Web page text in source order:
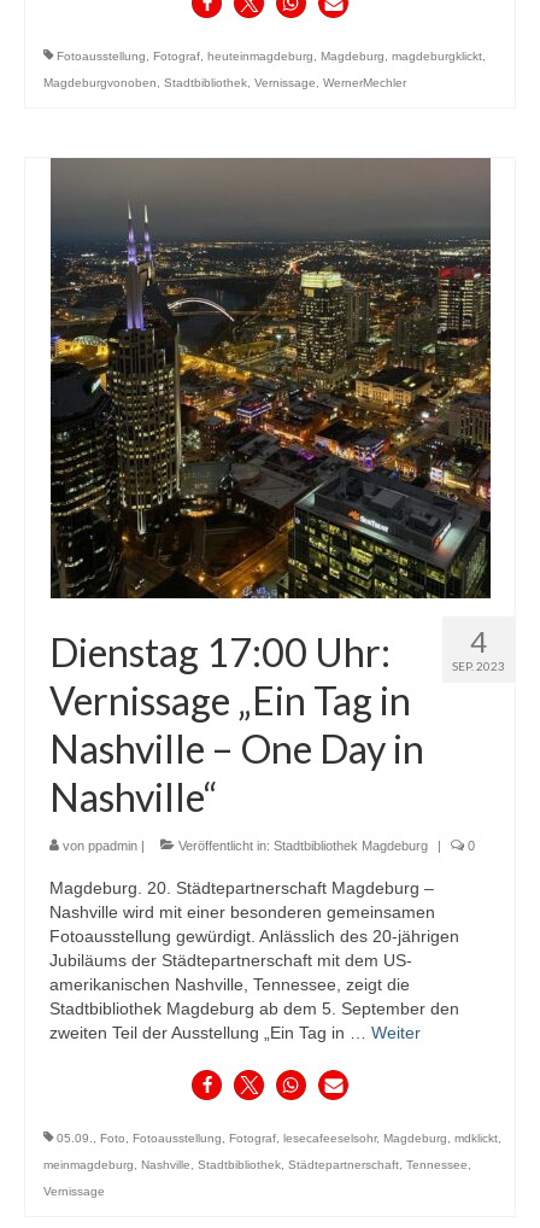
Fotoausstellung, Fotograf, heuteinmagdeburg, Magdeburg, magdeburgklickt,
Magdeburgvonoben, Stadtbibliothek, Vernissage, WernerMechler
4
SEP. 2023
Dienstag 17:00 Uhr:
Vernissage „Ein Tag in
Nashville – One Day in
Nashville“
von ppadmin Veröffentlicht in: Stadtbibliothek Magdeburg 0
Magdeburg. 20. Städtepartnerschaft Magdeburg –
Nashville wird mit einer besonderen gemeinsamen
Fotoausstellung gewürdigt. Anlässlich des 20-jährigen
Jubiläums der Städtepartnerschaft mit dem US-
amerikanischen Nashville, Tennessee, zeigt die
Stadtbibliothek Magdeburg ab dem 5. September den
zweiten Teil der Ausstellung „Ein Tag in … Weiter
05.09., Foto, Fotoausstellung, Fotograf, lesecafeeselsohr, Magdeburg, mdklickt,
meinmagdeburg, Nashville, Stadtbibliothek, Städtepartnerschaft, Tennessee,
Vernissage